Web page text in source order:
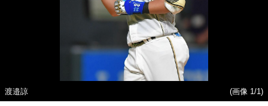
渡邉諒 (画像 1/1)